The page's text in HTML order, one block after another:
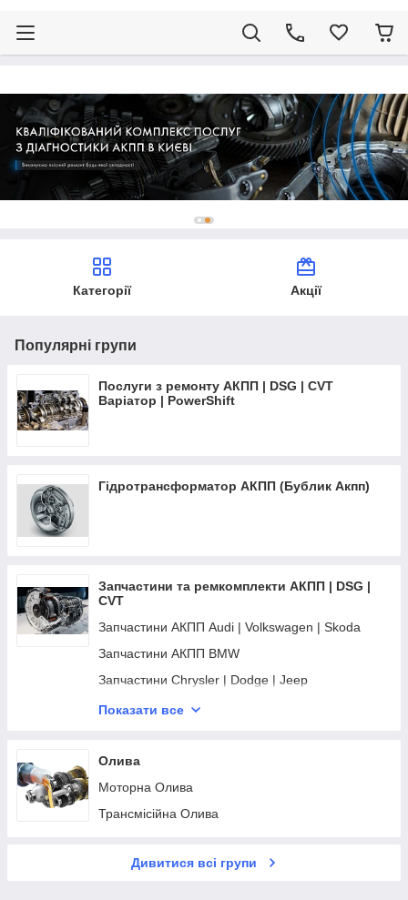
Категорії Акції
Популярні групи
Послуги з ремонту АКПП | DSG | CVT
Варіатор | PowerShift
Гідротрансформатор АКПП (Бублик Акпп)
Запчастини та ремкомплекти АКПП | DSG |
CVT
Запчастини АКПП Audi | Volkswagen | Skoda
Запчастини АКПП BMW
Запчастини Chrysler | Dodge | Jeep
Запчастини АКПП HONDA
Запчастини АКПП Mazda | FORD
Запчастини АКПП Mercedes-Benz
Запчастини АКПП Nissan | Mitsubishi
Запчастини Power Shift
Показати все
Олива
Моторна Олива
Трансмісійна Олива
Дивитися всі групи